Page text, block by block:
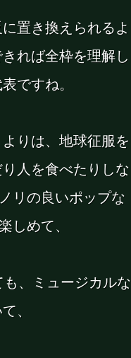
置き換えられるよ
れば全枠を理解し
ですね。
りは、地球征服を
人を食べたりしな
リの良いポップな
しめて、
、ミュージカルな
、